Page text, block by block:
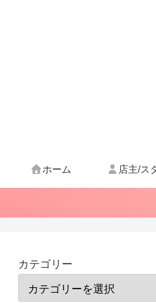
ホーム 店主/ス
お
カテゴリー